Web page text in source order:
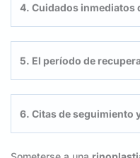
4. Cuidados inmediatos
5. El período de
6. Citas de seguimiento